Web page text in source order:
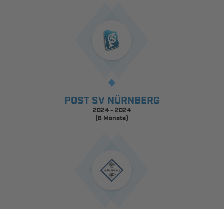
POST SV NÜRNBERG
2024 - 2024
(6 Monate)